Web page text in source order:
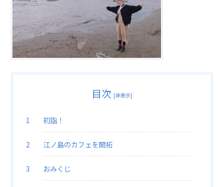
目次 [非表示]
初詣！
江ノ島のカフェを開拓
おみくじ